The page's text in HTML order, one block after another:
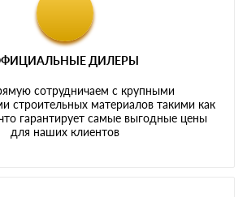
ДИЛЕРЫ
сотрудничаем с крупными
строительных материалов такими как
гарантирует самые выгодные цены
для наших клиентов